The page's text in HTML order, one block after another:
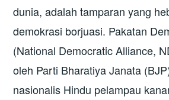
dunia, adalah tamparan yang
demokrasi borjuasi. Pakatan
(National Democratic Alliance,
oleh Parti Bharatiya Janata
nasionalis Hindu pelampau